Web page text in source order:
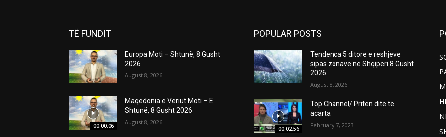
TË FUNDIT
Europa Moti – Shtunë, 8 Gusht
2026
August 8, 2026
00:00:06
Maqedonia e Veriut Moti – E
Shtunë, 8 Gusht 2026
August 8, 2026
POPULAR POSTS
Tendenca 5 ditore e reshjeve
sipas zonave ne Shqiperi 8 Gusht
2026
August 8, 2026
00:02:56
Top Channel/ Priten ditë të
acarta
February 7, 2023